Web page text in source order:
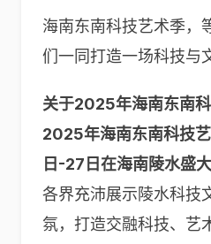
海南东南科技艺术季，
们一同打造一场科技与
关于2025年海南东南
2025年海南东南科技
日-27日在海南陵水盛
各界充沛展示陵水科技
氛，打造交融科技、艺